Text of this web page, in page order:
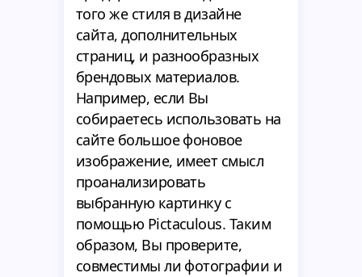
того же стиля в дизайне
сайта, дополнительных
страниц, и разнообразных
брендовых материалов.
Например, если Вы
собираетесь использовать на
сайте большое фоновое
изображение, имеет смысл
проанализировать
выбранную картинку с
помощью Pictaculous. Таким
образом, Вы проверите,
совместимы ли фотографии и